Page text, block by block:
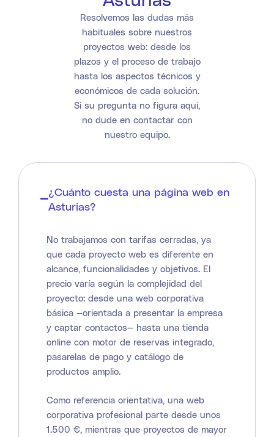
Resolvemos las dudas más
habituales sobre nuestros
proyectos web: desde los
plazos y el proceso de trabajo
hasta los aspectos técnicos y
económicos de cada solución.
Si su pregunta no figura aquí,
no dude en contactar con
nuestro equipo.
¿Cuánto cuesta una página web en
Asturias?
No trabajamos con tarifas cerradas, ya
que cada proyecto web es diferente en
alcance, funcionalidades y objetivos. El
precio varía según la complejidad del
proyecto: desde una web corporativa
básica —orientada a presentar la empresa
y captar contactos— hasta una tienda
online con motor de reservas integrado,
pasarelas de pago y catálogo de
productos amplio.
Como referencia orientativa, una web
corporativa profesional parte desde unos
1.500 €, mientras que proyectos de mayor